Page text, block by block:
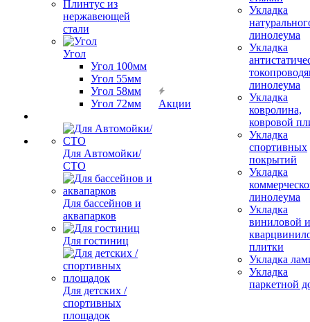
Плинтус из
нержавеющей
стали
Угол
Угол 100мм
Угол 55мм
Угол 58мм
Угол 72мм
Для Автомойки/
СТО
Для бассейнов и
аквапарков
Для гостиниц
Для детских /
спортивных
площадок
Акции
Укладка
линолеума
Укладка
линолеума
Укладка
ковролина,
ковровой
Укладка
спортивных
покрытий
Укладка
линолеума
Укладка
виниловой и
плитки
Укладка
Укладка
паркетной